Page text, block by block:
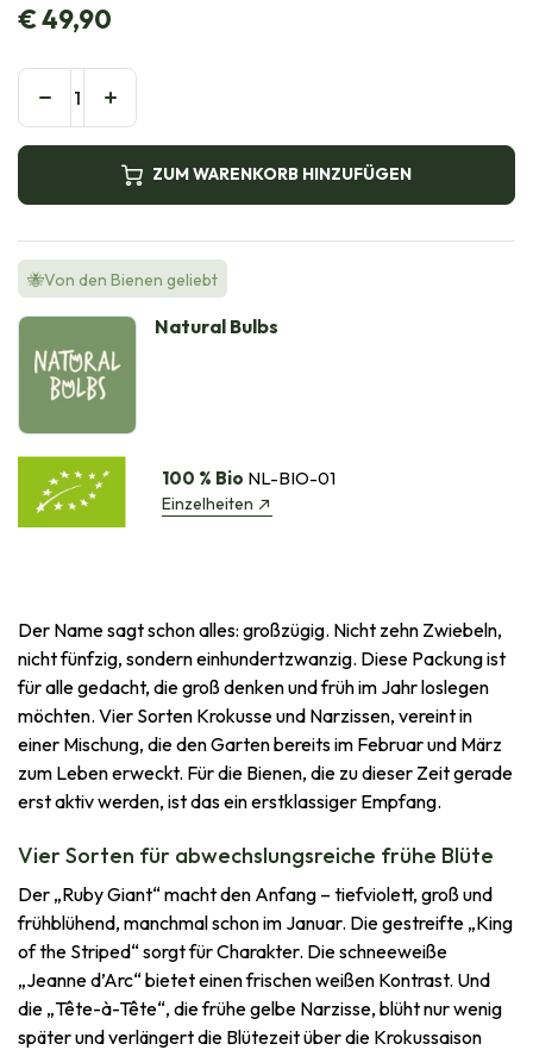
€49,90
ZUM WARENKORB HINZUFÜGEN
🐝Von den Bienen geliebt
Natural Bulbs
100 % Bio NL-BIO-01
Einzelheiten
Der Name sagt schon alles: großzügig. Nicht zehn Zwiebeln,
nicht fünfzig, sondern einhundertzwanzig. Diese Packung ist
für alle gedacht, die groß denken und früh im Jahr loslegen
möchten. Vier Sorten Krokusse und Narzissen, vereint in
einer Mischung, die den Garten bereits im Februar und März
zum Leben erweckt. Für die Bienen, die zu dieser Zeit gerade
erst aktiv werden, ist das ein erstklassiger Empfang.
Vier Sorten für abwechslungsreiche frühe Blüte
Der „Ruby Giant“ macht den Anfang – tiefviolett, groß und
frühblühend, manchmal schon im Januar. Die gestreifte „King
of the Striped“ sorgt für Charakter. Die schneeweiße
„Jeanne d’Arc“ bietet einen frischen weißen Kontrast. Und
die „Tête-à-Tête“, die frühe gelbe Narzisse, blüht nur wenig
später und verlängert die Blütezeit über die Krokussaison